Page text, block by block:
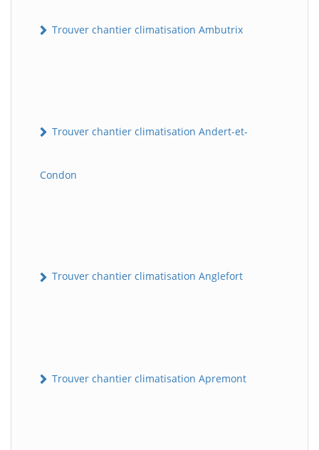
Trouver chantier climatisation Ambutrix
Trouver chantier climatisation Andert-et-
Condon
Trouver chantier climatisation Anglefort
Trouver chantier climatisation Apremont